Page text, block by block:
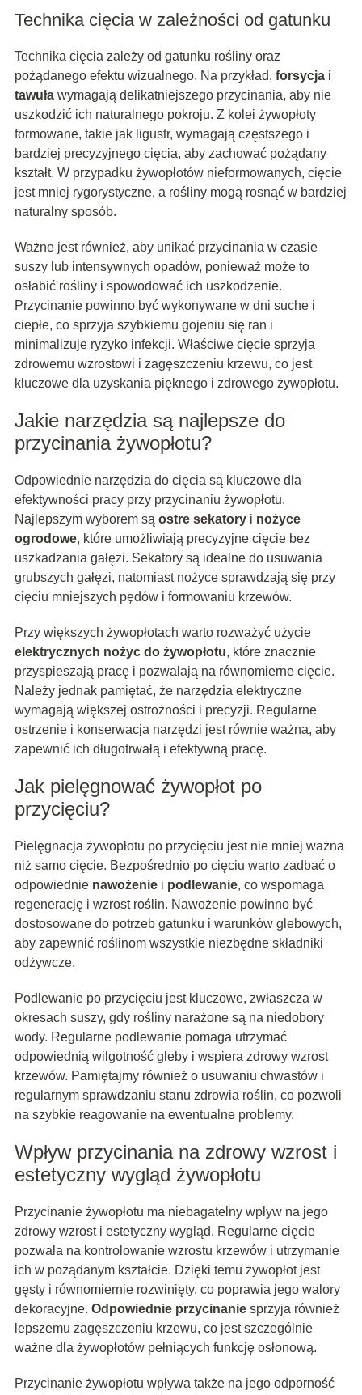
Technika cięcia w zależności od gatunku
Technika cięcia zależy od gatunku rośliny oraz
pożądanego efektu wizualnego. Na przykład, forsycjai
tawuławymagają delikatniejszego przycinania, aby nie
uszkodzić ich naturalnego pokroju. Z kolei żywopłoty
formowane, takie jak ligustr, wymagają częstszego i
bardziej precyzyjnego cięcia, aby zachować pożądany
kształt. W przypadku żywopłotów nieformowanych, cięcie
jest mniej rygorystyczne, a rośliny mogą rosnąć w bardziej
naturalny sposób.
Ważne jest również, aby unikać przycinania w czasie
suszy lub intensywnych opadów, ponieważ może to
osłabić rośliny i spowodować ich uszkodzenie.
Przycinanie powinno być wykonywane w dni suche i
ciepłe, co sprzyja szybkiemu gojeniu się ran i
minimalizuje ryzyko infekcji. Właściwe cięcie sprzyja
zdrowemu wzrostowi i zagęszczeniu krzewu, co jest
kluczowe dla uzyskania pięknego i zdrowego żywopłotu.
Jakie narzędzia są najlepsze do
przycinania żywopłotu?
Odpowiednie narzędzia do cięcia są kluczowe dla
efektywności pracy przy przycinaniu żywopłotu.
Najlepszym wyborem są ostre sekatoryi nożyce
ogrodowe, które umożliwiają precyzyjne cięcie bez
uszkadzania gałęzi. Sekatory są idealne do usuwania
grubszych gałęzi, natomiast nożyce sprawdzają się przy
cięciu mniejszych pędów i formowaniu krzewów.
Przy większych żywopłotach warto rozważyć użycie
elektrycznych nożyc do żywopłotu, które znacznie
przyspieszają pracę i pozwalają na równomierne cięcie.
Należy jednak pamiętać, że narzędzia elektryczne
wymagają większej ostrożności i precyzji. Regularne
ostrzenie i konserwacja narzędzi jest równie ważna, aby
zapewnić ich długotrwałą i efektywną pracę.
Jak pielęgnować żywopłot po
przycięciu?
Pielęgnacja żywopłotu po przycięciu jest nie mniej ważna
niż samo cięcie. Bezpośrednio po cięciu warto zadbać o
odpowiednie nawożeniei podlewanie, co wspomaga
regenerację i wzrost roślin. Nawożenie powinno być
dostosowane do potrzeb gatunku i warunków glebowych,
aby zapewnić roślinom wszystkie niezbędne składniki
odżywcze.
Podlewanie po przycięciu jest kluczowe, zwłaszcza w
okresach suszy, gdy rośliny narażone są na niedobory
wody. Regularne podlewanie pomaga utrzymać
odpowiednią wilgotność gleby i wspiera zdrowy wzrost
krzewów. Pamiętajmy również o usuwaniu chwastów i
regularnym sprawdzaniu stanu zdrowia roślin, co pozwoli
na szybkie reagowanie na ewentualne problemy.
Wpływ przycinania na zdrowy wzrost i
estetyczny wygląd żywopłotu
Przycinanie żywopłotu ma niebagatelny wpływ na jego
zdrowy wzrost i estetyczny wygląd. Regularne cięcie
pozwala na kontrolowanie wzrostu krzewów i utrzymanie
ich w pożądanym kształcie. Dzięki temu żywopłot jest
gęsty i równomiernie rozwinięty, co poprawia jego walory
dekoracyjne. Odpowiednie przycinaniesprzyja również
lepszemu zagęszczeniu krzewu, co jest szczególnie
ważne dla żywopłotów pełniących funkcję osłonową.
Przycinanie żywopłotu wpływa także na jego odporność